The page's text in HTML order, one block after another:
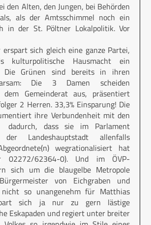
den Alten, den Jungen, bei Behörden
als der Amtsschimmel noch ein
in der St. Pöltner Lokalpolitik. Vor
sich gleich eine ganze Partei,
kulturpolitische Hausmacht ein
Die Grünen sind bereits in ihren
Die 3 Damen scheiden
dem Gemeinderat aus, präsentiert
2 Herren. 33,3% Einsparung! Die
ihre Verbundenheit mit den
dadurch, dass sie im Parlament
Landeshauptstadt allenfalls
wegrationalisiert hat
02272/62364-0). Und im ÖVP-
sich um die blaugelbe Metropole
von Eichgraben und
nicht so unangenehm für Matthias
sich ja nur zu gern lästige
Eskapaden und regiert unter breiter